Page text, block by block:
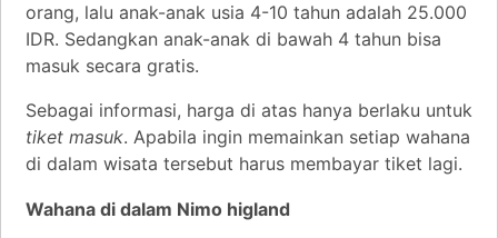
orang, lalu anak-anak usia 4-10 tahun adalah 25.000
IDR. Sedangkan anak-anak di bawah 4 tahun bisa
masuk secara gratis.
Sebagai informasi, harga di atas hanya berlaku untuk
tiket masuk. Apabila ingin memainkan setiap wahana
di dalam wisata tersebut harus membayar tiket lagi.
Wahana di dalam Nimo higland